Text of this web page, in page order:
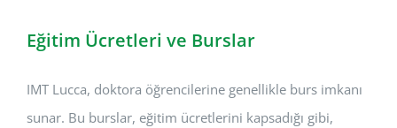
Eğitim Ücretleri ve Burslar
IMT Lucca, doktora öğrencilerine genellikle burs imkanı
sunar. Bu burslar, eğitim ücretlerini kapsadığı gibi,